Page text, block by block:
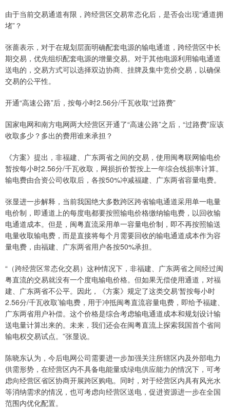
由于当前交易通道有限，跨经营区交易常态化后，是否会出现“通道拥
堵”？
张蔷表示，对于在规划层面明确配套电源的输电通道，跨经营区中长
期交易，优先组织配套电源的增量交易。对于其他电源利用输电通道
送电的，交易方式可以选择双边协商、挂牌及集中竞价交易，以确保
交易的公平性。
开通“高速公路”后，按每小时2.56分/千瓦收取“过路费”
国家电网和南方电网两大经营区开通了“高速公路”之后，“过路费”应该
收取多少？多出的费用谁来承担？
《方案》提出，非福建、广东两省之间的交易，使用闽粤联网输电价
暂按每小时2.56分/千瓦收取，网损折价暂按上一年综合线损率计算。
输电费由合资公司收取后，各按50%冲减福建、广东两省容量电费。
张显进一步解释，当前我国绝大多数跨区跨省输电通道采用单一电量
电价制，即通道上的每度电都要按照输电价格缴纳输电费，以回收输
电通道成本。但是，闽粤直流采用单一容量电价制，即不再按照输送
电量收取输电费，而是直接将每个月需要回收的输电通道成本作为容
量电费，由福建、广东两省用户各按50%承担。
“（跨经营区常态化交易）这种情况下，非福建、广东两省之间经过闽
粤直流的交易就没有一个度电输电价格。但如果无偿使用通道，对福
建、广东两省不公平。因此，《方案》规定了这类交易‘暂按每小时
2.56分/千瓦收取’输电费，用于冲抵闽粤直流容量电费，即给予福建、
广东两省用户补偿。这个价格是综合考虑输电通道成本和规划设计输
送电量计算出来的。未来，我们还会在闽粤直流上探索我国首个省间
输电权交易试点。”张显说。
陈晓东认为，今后电网公司需要进一步加强关注所辖区内及外部电力
供需形势，在经营区内不具备电能量或绿电供应能力的情况下，可考
虑向经营区省区协商开展跨区购电。同时，对于经营区内具有风光水
等消纳需求的情况，也可考虑向经营区送电，促进资源进一步在全国
范围内优化配置。